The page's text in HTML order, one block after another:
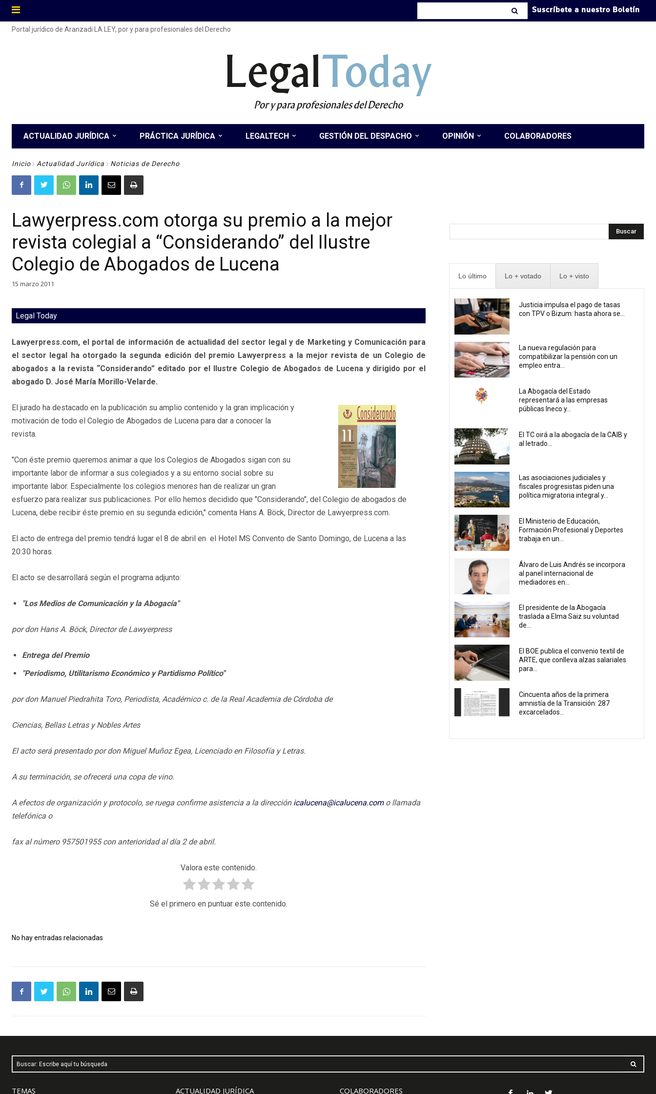
Suscríbete a nuestro Boletín
Portal jurídico de Aranzadi LA LEY, por y para profesionales del Derecho
LegalToday
Por y para profesionales del Derecho
ACTUALIDAD JURÍDICA PRÁCTICA JURÍDICA LEGALTECH GESTIÓN DEL DESPACHO OPINIÓN COLABORADORES
Inicio Actualidad Jurídica Noticias de Derecho
Lawyerpress.com otorga su premio a la mejor
revista colegial a “Considerando” del Ilustre
Colegio de Abogados de Lucena
15 marzo 2011
Legal Today
Lawyerpress.com, el portal de información de actualidad del sector legal y de Marketing y Comunicación para
el sector legal ha otorgado la segunda edición del premio Lawyerpress a la mejor revista de un Colegio de
abogados a la revista “Considerando” editado por el Ilustre Colegio de Abogados de Lucena y dirigido por el
abogado D. José María Morillo-Velarde.
El jurado ha destacado en la publicación su amplio contenido y la gran implicación y
motivación de todo el Colegio de Abogados de Lucena para dar a conocer la
revista.
"Con éste premio queremos animar a que los Colegios de Abogados sigan con su
importante labor de informar a sus colegiados y a su entorno social sobre su
importante labor. Especialmente los colegios menores han de realizar un gran
esfuerzo para realizar sus publicaciones. Por ello hemos decidido que "Considerando", del Colegio de abogados de
Lucena, debe recibir éste premio en su segunda edición," comenta Hans A. Böck, Director de Lawyerpress.com.
El acto de entrega del premio tendrá lugar el 8 de abril en el Hotel MS Convento de Santo Domingo, de Lucena a las
20:30 horas.
El acto se desarrollará según el programa adjunto:
"Los Medios de Comunicación y la Abogacía"
por don Hans A. Böck, Director de Lawyerpress
Entrega del Premio
"Periodismo, Utilitarismo Económico y Partidismo Político"
por don Manuel Piedrahita Toro, Periodista, Académico c. de la Real Academia de Córdoba de
Ciencias, Bellas Letras y Nobles Artes
El acto será presentado por don Miguel Muñoz Egea, Licenciado en Filosofía y Letras.
A su terminación, se ofrecerá una copa de vino.
A efectos de organización y protocolo, se ruega confirme asistencia a la dirección icalucena@icalucena.com o llamada
telefónica o
fax al número 957501955 con anterioridad al día 2 de abril.
Valora este contenido.
Sé el primero en puntuar este contenido.
No hay entradas relacionadas
Buscar
Lo último Lo + votado Lo + visto
Justicia impulsa el pago de tasas
con TPV o Bizum: hasta ahora se...
La nueva regulación para
compatibilizar la pensión con un
empleo entra...
La Abogacía del Estado
representará a las empresas
públicas Ineco y...
El TC oirá a la abogacía de la CAIB y
al letrado...
Las asociaciones judiciales y
fiscales progresistas piden una
política migratoria integral y...
El Ministerio de Educación,
Formación Profesional y Deportes
trabaja en un...
Álvaro de Luis Andrés se incorpora
al panel internacional de
mediadores en...
El presidente de la Abogacía
traslada a Elma Saiz su voluntad
de...
El BOE publica el convenio textil de
ARTE, que conlleva alzas salariales
para...
Cincuenta años de la primera
amnistía de la Transición: 287
excarcelados...
Buscar: Escribe aquí tu búsqueda
TEMAS ACTUALIDAD JURÍDICA COLABORADORES